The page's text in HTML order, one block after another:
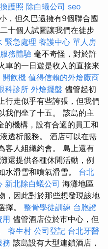
換護照 除白蟻公司 seo
，但久巴還擁有9個聯合國
十個人試圖讓我們在徒步
緊急處理 養護中心 單人房
務體驗 毫不奇怪，對於許
車的一日遊是收入的直接來
開飲機 值得信賴的外燴廠商
科診所 外燴擺盤 儘管起初
行走似乎有些誇張，但我們
我們坐了十五。 該島的主
機構，設有合適的員工和
透析服務。 酒店可以在需
客人組織約會。 島上還有
還提供各種休閒活動，例
水滑雪和噴氣滑雪。 台北
新北除白蟻公司 海灘地區
，因此對於那些想發現該地
擇。 整骨學徒訓練 台胞證
用 儘管酒店位於市中心，但
養生村 公司登記 台北牙醫
務 該島設有大型連鎖酒店，